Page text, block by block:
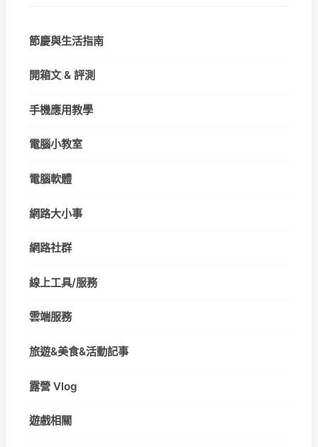
節慶與生活指南
開箱文 & 評測
手機應用教學
電腦小教室
電腦軟體
網路大小事
網路社群
線上工具/服務
雲端服務
旅遊&美食&活動記事
露營 Vlog
遊戲相關